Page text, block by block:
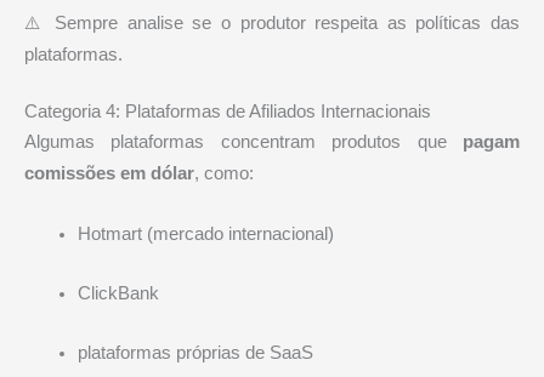
⚠️ Sempre analise se o produtor respeita as políticas das
plataformas.
Categoria 4: Plataformas de Afiliados Internacionais
Algumas plataformas concentram produtos que pagam
comissões em dólar, como:
Hotmart (mercado internacional)
ClickBank
plataformas próprias de SaaS